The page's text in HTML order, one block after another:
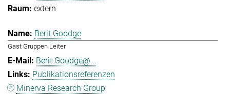
extern
Berit Goodge
Gast Gruppen Leiter
Berit.Goodge@...
Publikationsreferenzen
Minerva Research Group